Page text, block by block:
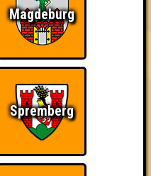
So kurz vorm Sieg!
Magdeburg
Spremberg